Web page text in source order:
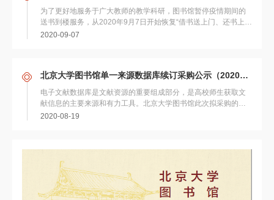
为了更好地服务于广大教师的教学科研，图书馆暂停疫情期间的
送书到楼服务，从2020年9月7日开始恢复“借书送上门、还书上门
取”服务。 老...
2020-09-07
北京大学图书馆单一来源数据库续订采购公示（2020年第一批）
电子文献数据库是文献资源的重要组成部分，是高校师生获取文
献信息的主要来源和有力工具。北京大学图书馆此次拟采购的数
据库: （1）数据库资源内容独有，来源单一...
2020-08-19